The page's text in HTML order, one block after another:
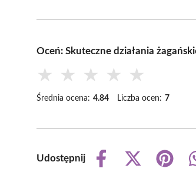
Oceń: Skuteczne działania
★ ★ ★ ★ ★
Średnia ocena: 4.84 Liczba ocen: 7
Udostępnij
Share
Share
Share